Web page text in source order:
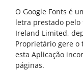
O Google Fonts é
letra prestado pelo
Ireland Limited,
Proprietário gere o
esta Aplicação
páginas.